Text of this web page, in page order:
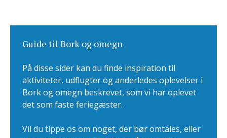
Guide til Bork og omegn
På disse sider kan du finde inspiration til
aktiviteter, udflugter og anderledes oplevelser i
Bork og omegn beskrevet, som vi har oplevet
det som faste feriegæster.
Vil du tippe os om noget, der bør omtales, eller